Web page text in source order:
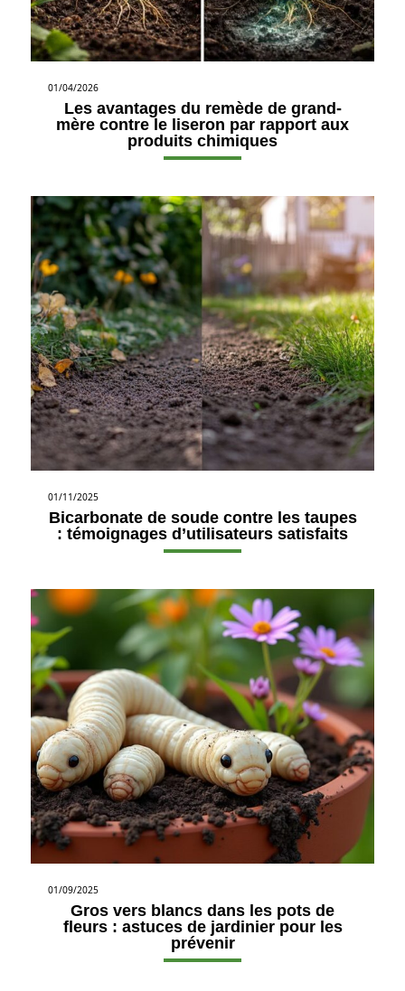
01/04/2026
Les avantages du remède de grand-
mère contre le liseron par rapport aux
produits chimiques
01/11/2025
Bicarbonate de soude contre les taupes
: témoignages d’utilisateurs satisfaits
01/09/2025
Gros vers blancs dans les pots de
fleurs : astuces de jardinier pour les
prévenir